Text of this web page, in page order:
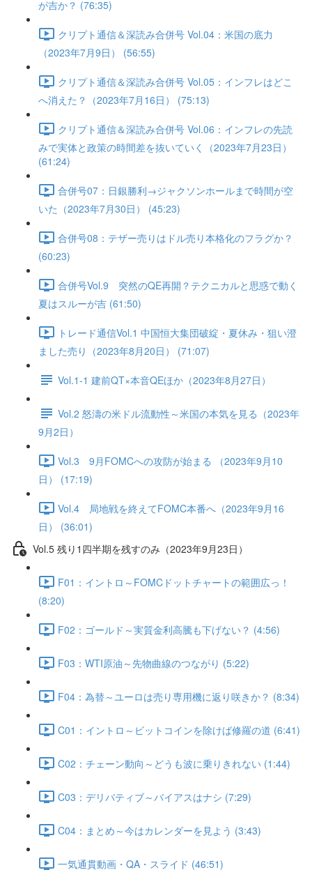
が吉か？ (76:35)
クリプト通信＆深読み合併号 Vol.04：米国の底力
（2023年7月9日） (56:55)
クリプト通信＆深読み合併号 Vol.05：インフレはどこ
へ消えた？（2023年7月16日） (75:13)
クリプト通信＆深読み合併号 Vol.06：インフレの先読
みで実体と政策の時間差を抜いていく（2023年7月23日）
(61:24)
合併号07：日銀勝利→ジャクソンホールまで時間が空
いた（2023年7月30日） (45:23)
合併号08：テザー売りはドル売り本格化のフラグか？
(60:23)
合併号Vol.9 突然のQE再開？テクニカルと思惑で動く
夏はスルーが吉 (61:50)
トレード通信Vol.1 中国恒⼤集団破綻・夏休み・狙い澄
ました売り（2023年8月20日） (71:07)
Vol.1-1 建前QT×本音QEほか（2023年8月27日）
Vol.2 怒濤の米ドル流動性～米国の本気を見る（2023年
9月2日）
Vol.3 9月FOMCへの攻防が始まる （2023年9月10
日） (17:19)
Vol.4 局地戦を終えてFOMC本番へ（2023年9月16
日） (36:01)
Vol.5 残り1四半期を残すのみ（2023年9月23日）
F01：イントロ～FOMCドットチャートの範囲広っ！
(8:20)
F02：ゴールド～実質金利高騰も下げない？ (4:56)
F03：WTI原油～先物曲線のつながり (5:22)
F04：為替～ユーロは売り専用機に返り咲きか？ (8:34)
C01：イントロ～ビットコインを除けば修羅の道 (6:41)
C02：チェーン動向～どうも波に乗りきれない (1:44)
C03：デリバティブ～バイアスはナシ (7:29)
C04：まとめ～今はカレンダーを見よう (3:43)
一気通貫動画・QA・スライド (46:51)